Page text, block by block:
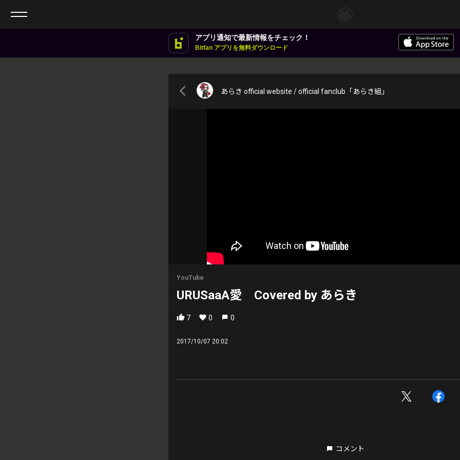
アプリ通知で最新情報をチェック！
Bitfan アプリを無料ダウンロード
あらき official website / official fanclub「あらき組」
YouTube
URUSaaA愛 Covered by あらき
7 0 0
2017/10/07 20:02
コメント